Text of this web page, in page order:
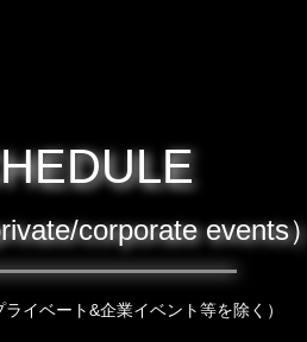
corporate events）
ライベート&企業イベント等を除く）